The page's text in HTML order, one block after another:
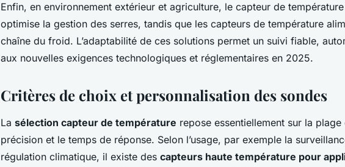
Enfin, en environnement extérieur et agriculture, le capteur de
optimise la gestion des serres, tandis que les capteurs de température
chaîne du froid. L’adaptabilité de ces solutions permet un suivi fiable,
aux nouvelles exigences technologiques et réglementaires en 2025.
Critères de choix et personnalisation des sondes
La sélection capteur de température repose essentiellement sur la plage
précision et le temps de réponse. Selon l’usage, par exemple la
régulation climatique, il existe des capteurs haute température pour